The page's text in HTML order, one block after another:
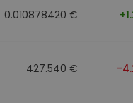
0.010878420 €
427.540 € -